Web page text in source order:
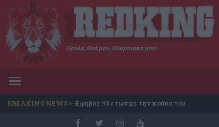
Θρύλε, Θεέ μου, Ολυμπιακέ μου!
Toggle
BREAKING NEWS Έφηβος 93 ετών με την κούπα του